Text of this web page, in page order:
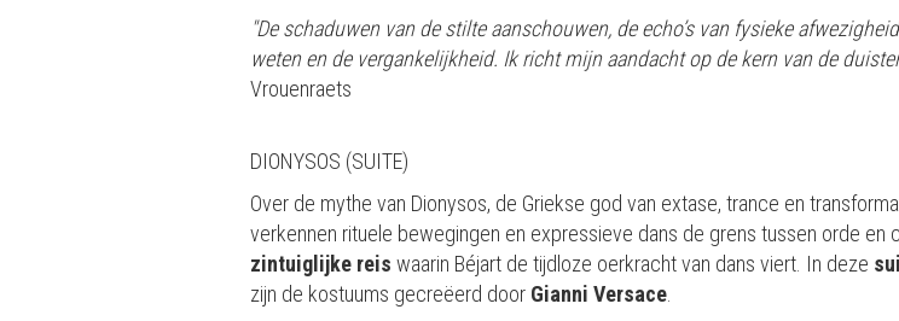
"De schaduwen van de stilte aanschouwen, de echo’s van fysieke
weten en de vergankelijkheid. Ik richt mijn aandacht op de kern van de
Vrouenraets
DIONYSOS (SUITE)
Over de mythe van Dionysos, de Griekse god van extase, trance en
verkennen rituele bewegingen en expressieve dans de grens tussen orde en
zintuiglijke reis waarin Béjart de tijdloze oerkracht van dans viert. In deze
zijn de kostuums gecreëerd door Gianni Versace